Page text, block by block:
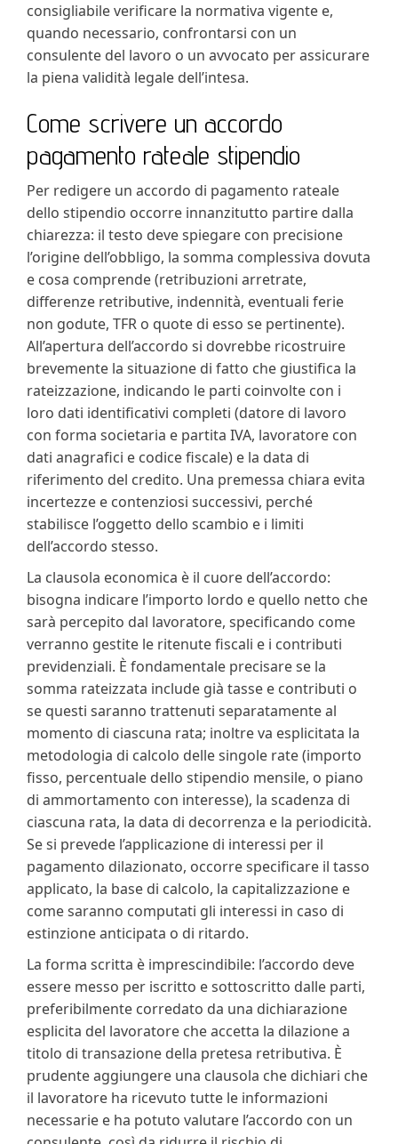
consigliabile verificare la normativa vigente e,
quando necessario, confrontarsi con un
consulente del lavoro o un avvocato per assicurare
la piena validità legale dell’intesa.
Come scrivere un accordo
pagamento rateale stipendio​
Per redigere un accordo di pagamento rateale
dello stipendio occorre innanzitutto partire dalla
chiarezza: il testo deve spiegare con precisione
l’origine dell’obbligo, la somma complessiva dovuta
e cosa comprende (retribuzioni arretrate,
differenze retributive, indennità, eventuali ferie
non godute, TFR o quote di esso se pertinente).
All’apertura dell’accordo si dovrebbe ricostruire
brevemente la situazione di fatto che giustifica la
rateizzazione, indicando le parti coinvolte con i
loro dati identificativi completi (datore di lavoro
con forma societaria e partita IVA, lavoratore con
dati anagrafici e codice fiscale) e la data di
riferimento del credito. Una premessa chiara evita
incertezze e contenziosi successivi, perché
stabilisce l’oggetto dello scambio e i limiti
dell’accordo stesso.
La clausola economica è il cuore dell’accordo:
bisogna indicare l’importo lordo e quello netto che
sarà percepito dal lavoratore, specificando come
verranno gestite le ritenute fiscali e i contributi
previdenziali. È fondamentale precisare se la
somma rateizzata include già tasse e contributi o
se questi saranno trattenuti separatamente al
momento di ciascuna rata; inoltre va esplicitata la
metodologia di calcolo delle singole rate (importo
fisso, percentuale dello stipendio mensile, o piano
di ammortamento con interesse), la scadenza di
ciascuna rata, la data di decorrenza e la periodicità.
Se si prevede l’applicazione di interessi per il
pagamento dilazionato, occorre specificare il tasso
applicato, la base di calcolo, la capitalizzazione e
come saranno computati gli interessi in caso di
estinzione anticipata o di ritardo.
La forma scritta è imprescindibile: l’accordo deve
essere messo per iscritto e sottoscritto dalle parti,
preferibilmente corredato da una dichiarazione
esplicita del lavoratore che accetta la dilazione a
titolo di transazione della pretesa retributiva. È
prudente aggiungere una clausola che dichiari che
il lavoratore ha ricevuto tutte le informazioni
necessarie e ha potuto valutare l’accordo con un